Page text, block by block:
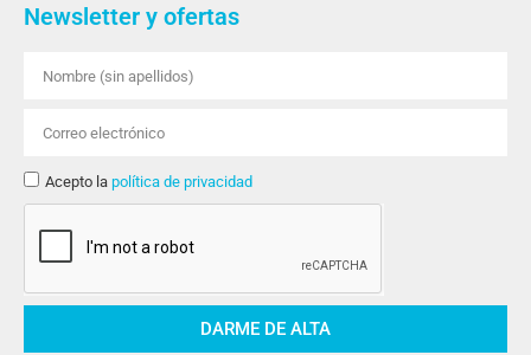
Newsletter y ofertas
Acepto la política de privacidad
DARME DE ALTA